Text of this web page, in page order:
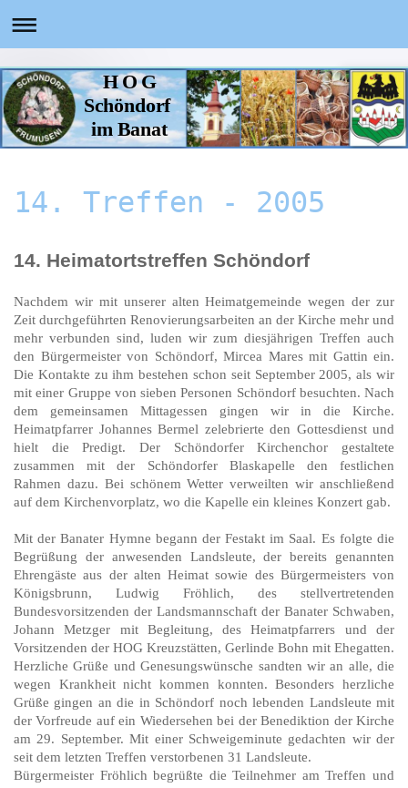
H O G
Schöndorf
im Banat
14. Treffen - 2005
14. Heimatortstreffen Schöndorf
Nachdem wir mit unserer alten Heimatgemeinde wegen der zur
Zeit durchgeführten Renovierungsarbeiten an der Kirche mehr und
mehr verbunden sind, luden wir zum diesjährigen Treffen auch
den Bürgermeister von Schöndorf, Mircea Mares mit Gattin ein.
Die Kontakte zu ihm bestehen schon seit September 2005, als wir
mit einer Gruppe von sieben Personen Schöndorf besuchten. Nach
dem gemeinsamen Mittagessen gingen wir in die Kirche.
Heimatpfarrer Johannes Bermel zelebrierte den Gottesdienst und
hielt die Predigt. Der Schöndorfer Kirchenchor gestaltete
zusammen mit der Schöndorfer Blaskapelle den festlichen
Rahmen dazu. Bei schönem Wetter verweilten wir anschließend
auf dem Kirchenvorplatz, wo die Kapelle ein kleines Konzert gab.
Mit der Banater Hymne begann der Festakt im Saal. Es folgte die
Begrüßung der anwesenden Landsleute, der bereits genannten
Ehrengäste aus der alten Heimat sowie des Bürgermeisters von
Königsbrunn, Ludwig Fröhlich, des stellvertretenden
Bundesvorsitzenden der Landsmannschaft der Banater Schwaben,
Johann Metzger mit Begleitung, des Heimatpfarrers und der
Vorsitzenden der HOG Kreuzstätten, Gerlinde Bohn mit Ehegatten.
Herzliche Grüße und Genesungswünsche sandten wir an alle, die
wegen Krankheit nicht kommen konnten. Besonders herzliche
Grüße gingen an die in Schöndorf noch lebenden Landsleute mit
der Vorfreude auf ein Wiedersehen bei der Benediktion der Kirche
am 29. September. Mit einer Schweigeminute gedachten wir der
seit dem letzten Treffen verstorbenen 31 Landsleute.
Bürgermeister Fröhlich begrüßte die Teilnehmer am Treffen und